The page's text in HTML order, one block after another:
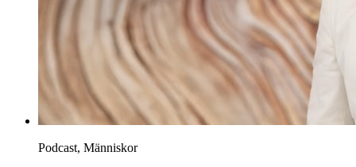
Podcast, Människor